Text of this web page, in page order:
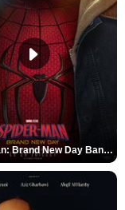
Spider-Man: Brand New Day Bande-annonce VO STFR